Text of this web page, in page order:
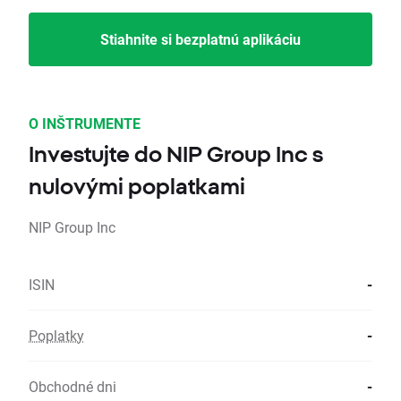
Stiahnite si bezplatnú aplikáciu
O INŠTRUMENTE
Investujte do NIP Group Inc s
nulovými poplatkami
NIP Group Inc
ISIN -
Poplatky -
Obchodné dni -